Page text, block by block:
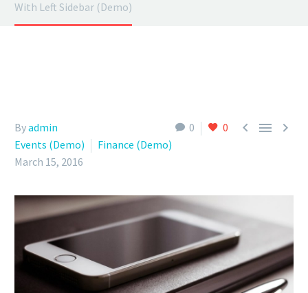
With Left Sidebar (Demo)
0 0   
Byadmin
Events (Demo)
Finance (Demo)
March 15, 2016